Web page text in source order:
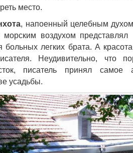
место.
, напоенный целебным
морским воздухом
больных легких брата. А
Неудивительно, что
писатель принял самое
усадьбы.